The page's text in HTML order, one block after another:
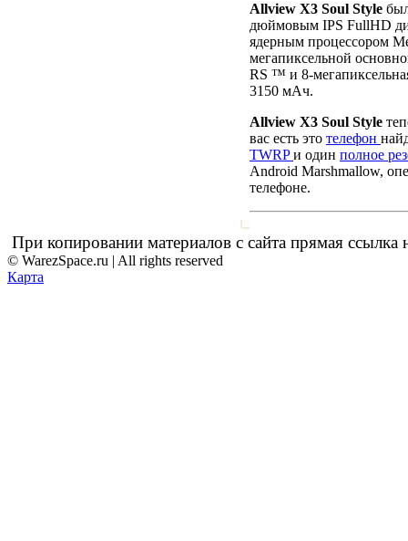
Allview X3 Soul Style
дюймовым IPS FullHD
ядерным процессором
мегапиксельной
RS ™ и 8-
3150 мАч.
Allview X3 Soul Style
вас есть это телефон
TWRPи один полное
Android Marshmallow,
телефоне.
При копировании материалов с сайта прямая ссылка
© WarezSpace.ru | All rights reserved
Карта